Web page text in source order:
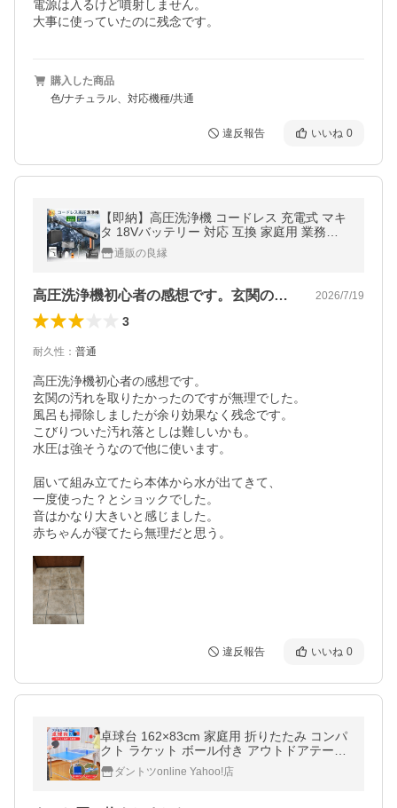
電源は入るけど噴射しません。
大事に使っていたのに残念です。
購入した商品
色/ナチュラル、対応機種/共通
違反報告 いいね 0
【即納】高圧洗浄機 コードレス 充電式 マキ
タ 18Vバッテリー 対応 互換 家庭用 業務用 6
in1 強力噴射 収納ケース付き 静音 高性能 水
道接続 洗車機 大掃除 女性
通販の良縁
高圧洗浄機初心者の感想です。玄関の汚れ… 2026/7/19
3
耐久性 ： 普通
高圧洗浄機初心者の感想です。
玄関の汚れを取りたかったのですが無理でした。
風呂も掃除しましたが余り効果なく残念です。
こびりついた汚れ落としは難しいかも。
水圧は強そうなので他に使います。
届いて組み立てたら本体から水が出てきて、
一度使った？とショックでした。
音はかなり大きいと感じました。
赤ちゃんが寝てたら無理だと思う。
違反報告 いいね 0
卓球台 162×83cm 家庭用 折りたたみ コンパ
クト ラケット ボール付き アウトドアテーブ
ル 簡単 卓球セット ピンポン スポーツ 人気
おすすめ 爆買
ダントツonline Yahoo!店